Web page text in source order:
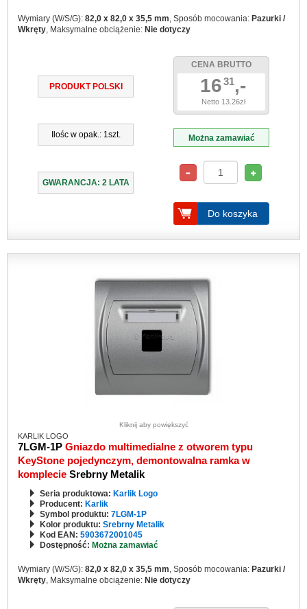
Wymiary (W/S/G): 82,0 x 82,0 x 35,5 mm, Sposób mocowania: Pazurki /
Wkręty, Maksymalne obciążenie: Nie dotyczy
PRODUKT POLSKI
Ilośc w opak.: 1szt.
GWARANCJA: 2 LATA
CENA BRUTTO
1631,-
Netto 13.26zł
Można zamawiać
Do koszyka
Kliknij aby powiększyć
KARLIK LOGO
7LGM-1P Gniazdo multimedialne z otworem typu
KeyStone pojedynczym, demontowalna ramka w
komplecie Srebrny Metalik
Seria produktowa: Karlik Logo
Producent: Karlik
Symbol produktu: 7LGM-1P
Kolor produktu: Srebrny Metalik
Kod EAN: 5903672001045
Dostępność: Można zamawiać
Wymiary (W/S/G): 82,0 x 82,0 x 35,5 mm, Sposób mocowania: Pazurki /
Wkręty, Maksymalne obciążenie: Nie dotyczy